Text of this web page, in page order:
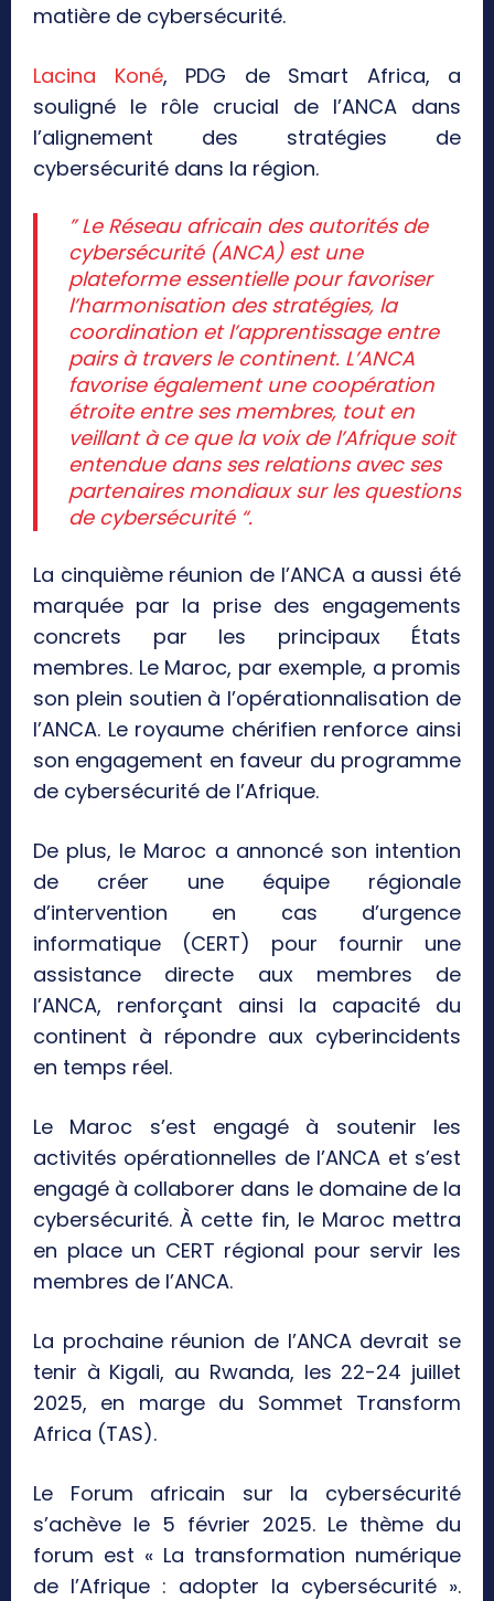
matière de cybersécurité.
Lacina Koné, PDG de Smart Africa, a
souligné le rôle crucial de l’ANCA dans
l’alignement des stratégies de
cybersécurité dans la région.
” Le Réseau africain des autorités de
cybersécurité (ANCA) est une
plateforme essentielle pour favoriser
l’harmonisation des stratégies, la
coordination et l’apprentissage entre
pairs à travers le continent. L’ANCA
favorise également une coopération
étroite entre ses membres, tout en
veillant à ce que la voix de l’Afrique soit
entendue dans ses relations avec ses
partenaires mondiaux sur les questions
de cybersécurité “.
La cinquième réunion de l’ANCA a aussi été
marquée par la prise des engagements
concrets par les principaux États
membres. Le Maroc, par exemple, a promis
son plein soutien à l’opérationnalisation de
l’ANCA. Le royaume chérifien renforce ainsi
son engagement en faveur du programme
de cybersécurité de l’Afrique.
De plus, le Maroc a annoncé son intention
de créer une équipe régionale
d’intervention en cas d’urgence
informatique (CERT) pour fournir une
assistance directe aux membres de
l’ANCA, renforçant ainsi la capacité du
continent à répondre aux cyberincidents
en temps réel.
Le Maroc s’est engagé à soutenir les
activités opérationnelles de l’ANCA et s’est
engagé à collaborer dans le domaine de la
cybersécurité. À cette fin, le Maroc mettra
en place un CERT régional pour servir les
membres de l’ANCA.
La prochaine réunion de l’ANCA devrait se
tenir à Kigali, au Rwanda, les 22-24 juillet
2025, en marge du Sommet Transform
Africa (TAS).
Le Forum africain sur la cybersécurité
s’achève le 5 février 2025. Le thème du
forum est « La transformation numérique
de l’Afrique : adopter la cybersécurité ».